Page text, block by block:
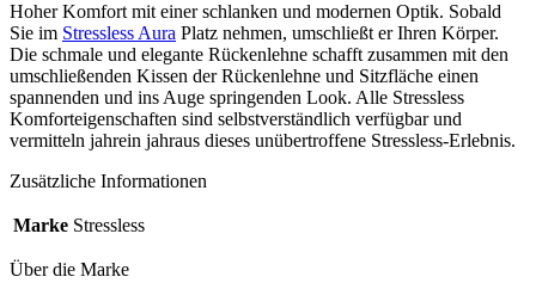
Hoher Komfort mit einer schlanken und modernen Optik. Sobald
Sie im Stressless Aura Platz nehmen, umschließt er Ihren Körper.
Die schmale und elegante Rückenlehne schafft zusammen mit den
umschließenden Kissen der Rückenlehne und Sitzfläche einen
spannenden und ins Auge springenden Look. Alle Stressless
Komforteigenschaften sind selbstverständlich verfügbar und
vermitteln jahrein jahraus dieses unübertroffene Stressless-Erlebnis.
Zusätzliche Informationen
Marke Stressless
Über die Marke